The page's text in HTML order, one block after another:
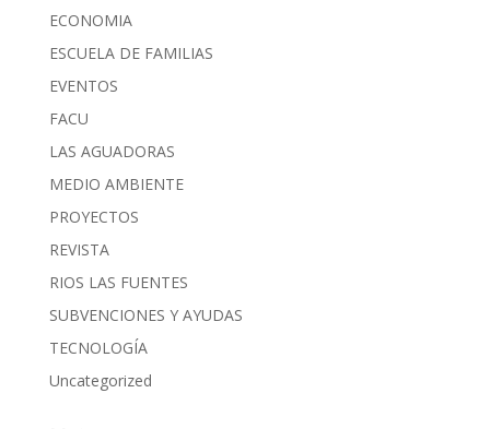
ECONOMIA
ESCUELA DE FAMILIAS
EVENTOS
FACU
LAS AGUADORAS
MEDIO AMBIENTE
PROYECTOS
REVISTA
RIOS LAS FUENTES
SUBVENCIONES Y AYUDAS
TECNOLOGÍA
Uncategorized